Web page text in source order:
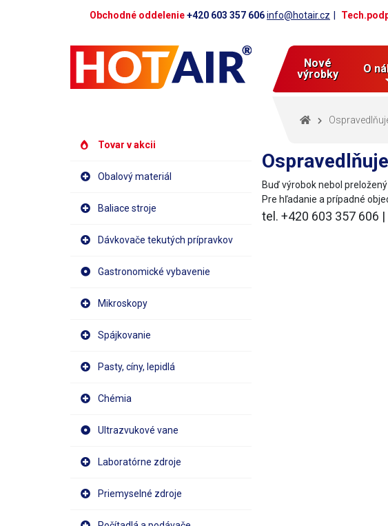
Obchodné oddelenie+420 603 357 606info@hotair.cz
Nové
výrobky
O
Tovar v akcii
Obalový materiál
Baliace stroje
Dávkovače tekutých prípravkov
Gastronomické vybavenie
Mikroskopy
Spájkovanie
Pasty, cíny, lepidlá
Chémia
Ultrazvukové vane
Laboratórne zdroje
Priemyselné zdroje
Buď výrobok nebol
Pre hľadanie a prípadné
tel. +420 603 357 606 |